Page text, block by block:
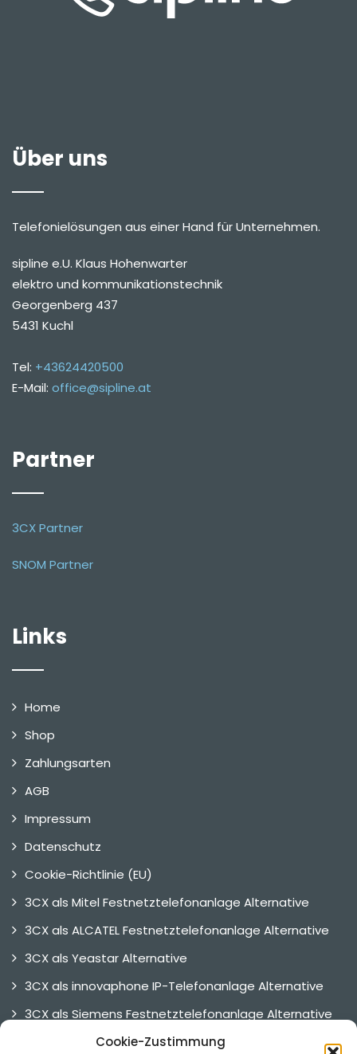
Cookie-Zustimmung
Über uns
Telefonielösungen aus einer Hand für Unternehmen.
sipline e.U. Klaus Hohenwarter
elektro und kommunikationstechnik
Georgenberg 437
5431 Kuchl
Tel: +43624420500
E-Mail: office@sipline.at
Partner
3CX Partner
SNOM Partner
Links
Home
Shop
Zahlungsarten
AGB
Impressum
Datenschutz
Cookie-Richtlinie (EU)
3CX als Mitel Festnetztelefonanlage Alternative
3CX als ALCATEL Festnetztelefonanlage Alternative
3CX als Yeastar Alternative
3CX als innovaphone IP-Telefonanlage Alternative
3CX als Siemens Festnetztelefonanlage Alternative
3CX als UNIFY Telefonanlage Alternative